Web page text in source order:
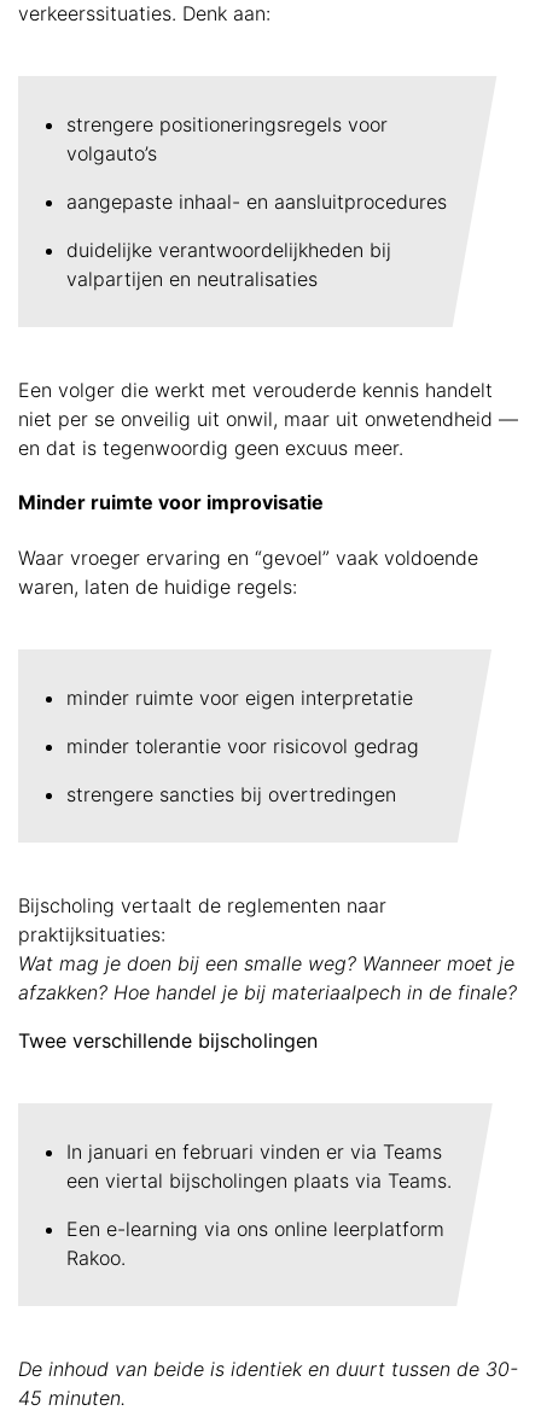
verkeerssituaties. Denk aan:
strengere positioneringsregels voor
volgauto’s
aangepaste inhaal- en aansluitprocedures
duidelijke verantwoordelijkheden bij
valpartijen en neutralisaties
Een volger die werkt met verouderde kennis handelt
niet per se onveilig uit onwil, maar uit onwetendheid —
en dat is tegenwoordig geen excuus meer.
Minder ruimte voor improvisatie
Waar vroeger ervaring en “gevoel” vaak voldoende
waren, laten de huidige regels:
minder ruimte voor eigen interpretatie
minder tolerantie voor risicovol gedrag
strengere sancties bij overtredingen
Bijscholing vertaalt de reglementen naar
praktijksituaties:
Wat mag je doen bij een smalle weg? Wanneer moet je
afzakken? Hoe handel je bij materiaalpech in de finale?
Twee verschillende bijscholingen
In januari en februari vinden er via Teams
een viertal bijscholingen plaats via Teams.
Een e-learning via ons online leerplatform
Rakoo.
De inhoud van beide is identiek en duurt tussen de 30-
45 minuten.